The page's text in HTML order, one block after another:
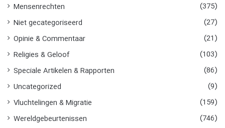
Mensenrechten
(375)
Niet gecategoriseerd
(27)
Opinie & Commentaar
(21)
Religies & Geloof
(103)
Speciale Artikelen & Rapporten
(86)
Uncategorized
(9)
Vluchtelingen & Migratie
(159)
Wereldgebeurtenissen
(746)